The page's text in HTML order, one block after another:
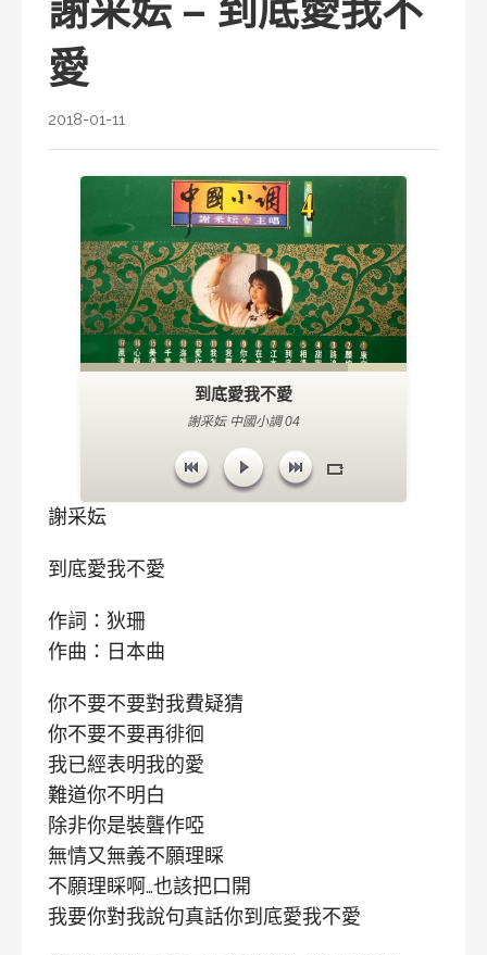
謝采妘 – 到底愛我不
愛
2018-01-11
到底愛我不愛
謝采妘 中國小調 04
謝采妘
到底愛我不愛
作詞：狄珊
作曲：日本曲
你不要不要對我費疑猜
你不要不要再徘徊
我已經表明我的愛
難道你不明白
除非你是裝聾作啞
無情又無義不願理睬
不願理睬啊…也該把口開
我要你對我說句真話你到底愛我不愛